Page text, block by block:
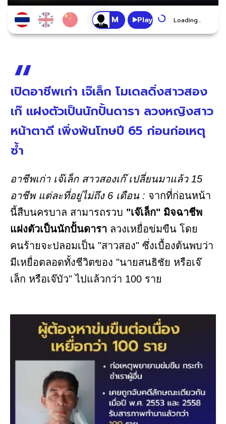
Play Loading...
เปิดอาชีพเก่า เจ๊เล็ก โมเดลดิ่งสาวสอง
เก๊ แฝงตัวเป็นนักปั้นดารา ลวงหญิงสาว
หน้าตาดี เพิ่งพ้นโทษปี 65 ก่อนก่อเหตุ
ซ้ำ
อาชีพเก่า เจ๊เล็ก สาวสองเก๊ เปลี่ยนมาแล้ว 15
อาชีพ แต่ละที่อยู่ไม่ถึง 6 เดือน : จากที่ก่อนหน้า
นี้สืบนครบาล สามารถรวบ "เจ๊เล็ก" มิจฉาชีพ
แฝงตัวเป็นนักปั้นดารา ลวงเหยื่อข่มขืน โดย
คนร้ายจะปลอมเป็น "สาวสอง" ซึ่งเบื้องต้นพบว่า
มีเหยื่อตลอดทั้งชีวิตของ "นายสนธิชัย หรือเจ๊
เล็ก หรือเจ๊บัว" ไปแล้วกว่า 100 ราย